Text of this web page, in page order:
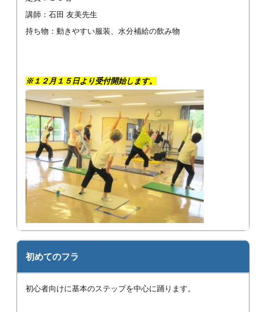
講師：石田 友美先生
持ち物：動きやすい服装、水分補給の飲み物
※１２月１５日より受付開始します。
初めてのフラ
初心者向けに基本のステップを中心に踊ります。